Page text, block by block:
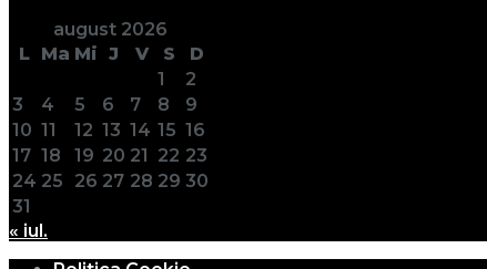
august 2026
L Ma Mi J V S
D
1
2
3
4 5 6 7 8
9
10 11 12 13 14 15 16
17 18 19 20 21 22 23
24 25 26 27 28 29 30
31
« iul.